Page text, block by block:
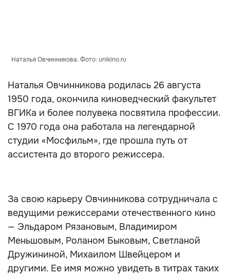
Наталья Овчинникова. Фото: unikino.ru
Наталья Овчинникова родилась 26 августа
1950 года, окончила киноведческий факультет
ВГИКа и более полувека посвятила профессии.
С 1970 года она работала на легендарной
студии «Мосфильм», где прошла путь от
ассистента до второго режиссера.
За свою карьеру Овчинникова сотрудничала с
ведущими режиссерами отечественного кино
— Эльдаром Рязановым, Владимиром
Меньшовым, Роланом Быковым, Светланой
Дружининой, Михаилом Швейцером и
другими. Ее имя можно увидеть в титрах таких